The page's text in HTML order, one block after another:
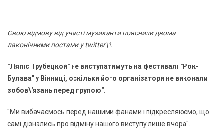
Свою відмову від участі музиканти пояснили двома
лаконічними постами у twitter\'і.
"Ляпіс Трубецкой" не виступатимуть на фестивалі "Рок-
Булава" у Вінниці, оскільки його організатори не виконали
зобов\'язань перед групою".
"Ми вибачаємось перед нашими фанами і підкресляюємо, що
самі дізнались про відміну нашого виступу лише вчора".